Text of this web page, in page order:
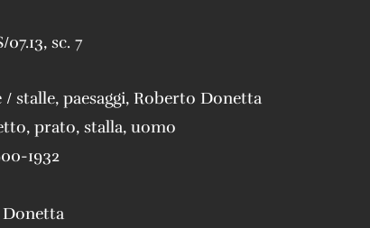
07.13, sc. 7
/ stalle, paesaggi, Roberto Donetta
, prato, stalla, uomo
1932